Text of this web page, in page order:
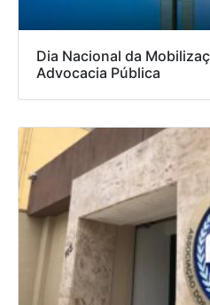
Dia Nacional da
Advocacia Pública